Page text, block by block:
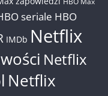
seriale HBO
IMDb Netflix
Netflix
Netflix